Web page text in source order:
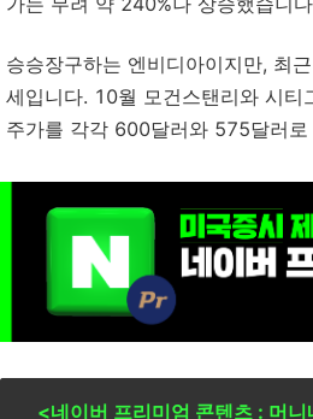
승승장구하는 엔비디아이지만, 최
세입니다. 10월 모건스탠리와 시
주가를 각각 600달러와 575달러로
<네이버 프리미엄 콘텐츠 : 머